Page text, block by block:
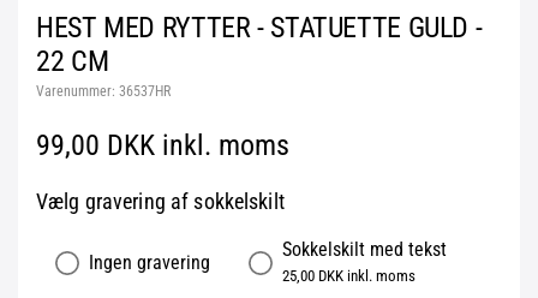
HEST MED RYTTER - STATUETTE GULD -
22 CM
Varenummer: 36537HR
99,00 DKK inkl. moms
Vælg gravering af sokkelskilt
Ingen gravering
Sokkelskilt med tekst
25,00 DKK inkl. moms